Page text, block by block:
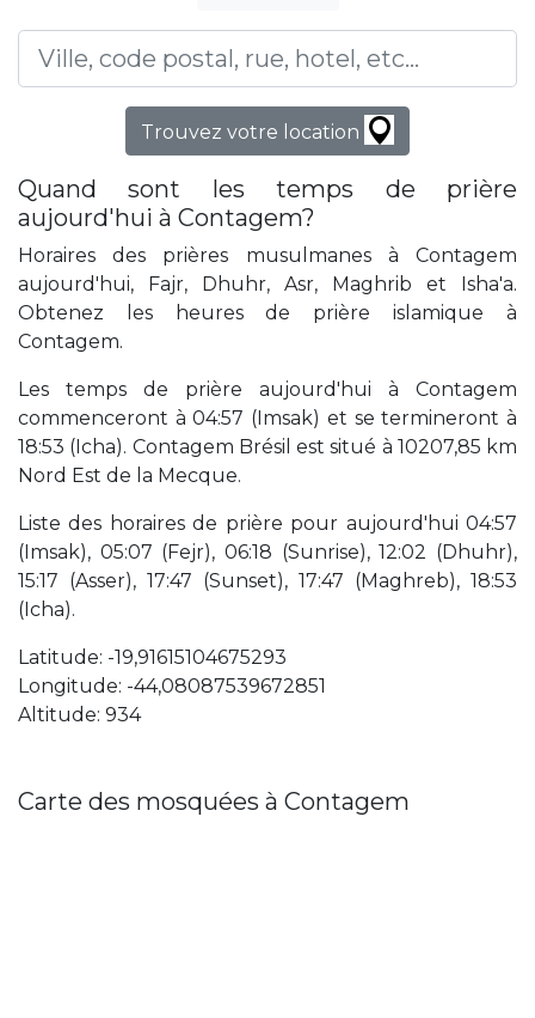
Trouvez votre location
Quand sont les temps de prière
aujourd'hui à Contagem?
Horaires des prières musulmanes à Contagem
aujourd'hui, Fajr, Dhuhr, Asr, Maghrib et Isha'a.
Obtenez les heures de prière islamique à
Contagem.
Les temps de prière aujourd'hui à Contagem
commenceront à 04:57 (Imsak) et se termineront à
18:53 (Icha). Contagem Brésil est situé à 10207,85 km
Nord Est de la Mecque.
Liste des horaires de prière pour aujourd'hui 04:57
(Imsak), 05:07 (Fejr), 06:18 (Sunrise), 12:02 (Dhuhr),
15:17 (Asser), 17:47 (Sunset), 17:47 (Maghreb), 18:53
(Icha).
Latitude: -19,91615104675293
Longitude: -44,08087539672851
Altitude: 934
Carte des mosquées à Contagem